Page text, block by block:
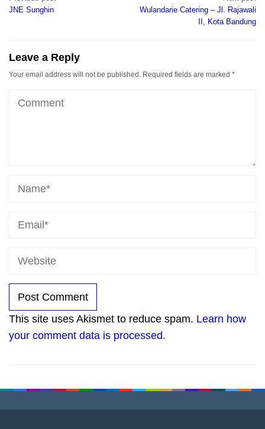
navigation
JNE Sunghin
Wulandarie Catering – Jl. Rajawali
II, Kota Bandung
Leave a Reply
Your email address will not be published. Required fields are marked *
This site uses Akismet to reduce spam. Learn how
your comment data is processed.